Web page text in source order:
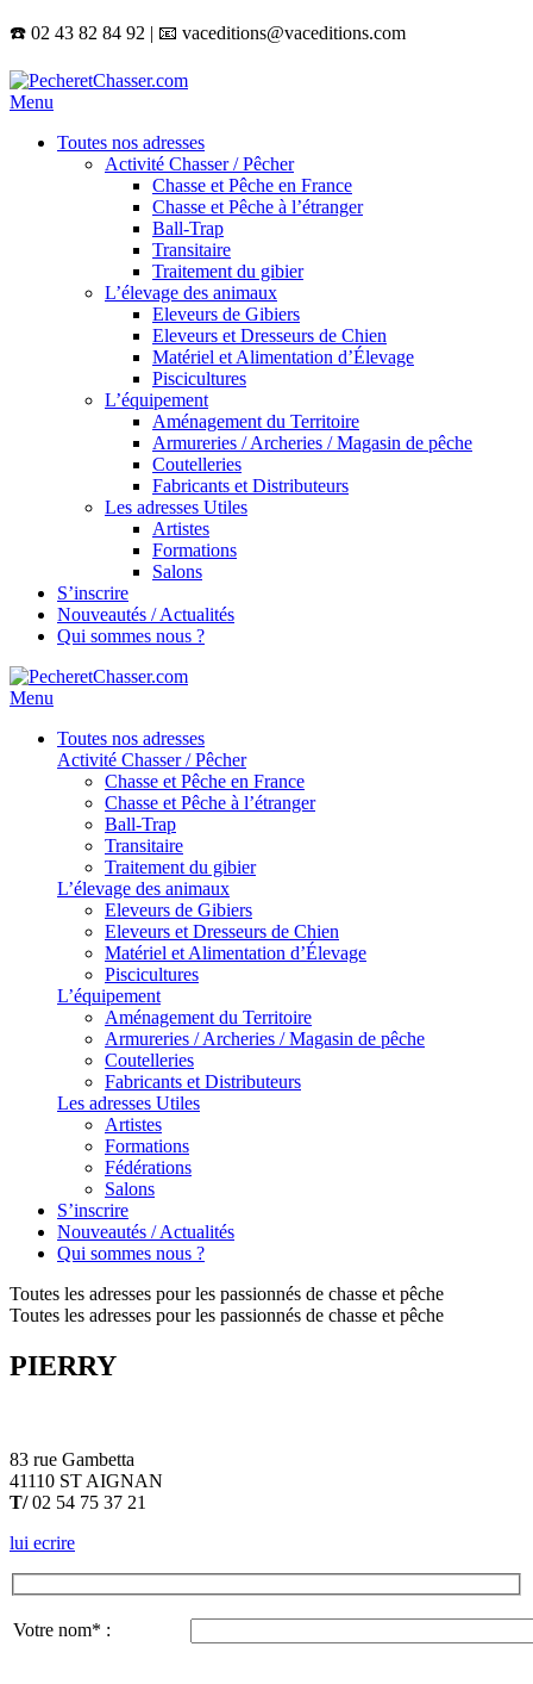
☎️ 02 43 82 84 92 | 📧 vaceditions@vaceditions.com
Menu
Toutes nos adresses
Activité Chasser / Pêcher
Chasse et Pêche en France
Chasse et Pêche à l’étranger
Ball-Trap
Transitaire
Traitement du gibier
L’élevage des animaux
Eleveurs de Gibiers
Eleveurs et Dresseurs de Chien
Matériel et Alimentation d’Élevage
Piscicultures
L’équipement
Aménagement du Territoire
Armureries / Archeries / Magasin de pêche
Coutelleries
Fabricants et Distributeurs
Les adresses Utiles
Artistes
Formations
Salons
S’inscrire
Nouveautés / Actualités
Qui sommes nous ?
Menu
Toutes nos adresses
Activité Chasser / Pêcher
Chasse et Pêche en France
Chasse et Pêche à l’étranger
Ball-Trap
Transitaire
Traitement du gibier
L’élevage des animaux
Eleveurs de Gibiers
Eleveurs et Dresseurs de Chien
Matériel et Alimentation d’Élevage
Piscicultures
L’équipement
Aménagement du Territoire
Armureries / Archeries / Magasin de pêche
Coutelleries
Fabricants et Distributeurs
Les adresses Utiles
Artistes
Formations
Fédérations
Salons
S’inscrire
Nouveautés / Actualités
Qui sommes nous ?
Toutes les adresses pour les passionnés de chasse et pêche
Toutes les adresses pour les passionnés de chasse et pêche
PIERRY
83 rue Gambetta
41110 ST AIGNAN
T/02 54 75 37 21
lui ecrire
Votre nom* :